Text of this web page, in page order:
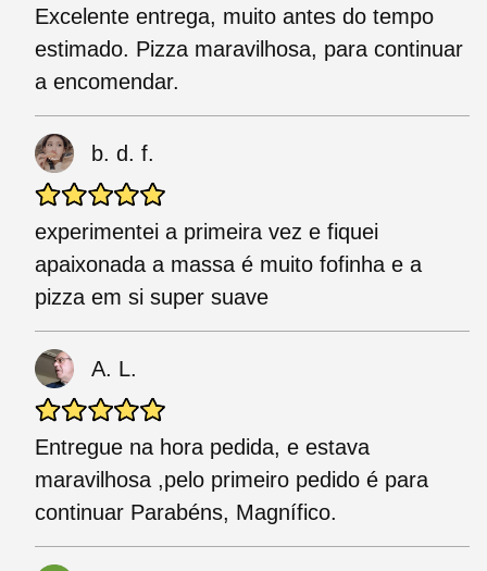
Excelente entrega, muito antes do tempo
estimado. Pizza maravilhosa, para continuar
a encomendar.
b. d. f.
experimentei a primeira vez e fiquei
apaixonada a massa é muito fofinha e a
pizza em si super suave
A. L.
Entregue na hora pedida, e estava
maravilhosa ,pelo primeiro pedido é para
continuar Parabéns, Magnífico.